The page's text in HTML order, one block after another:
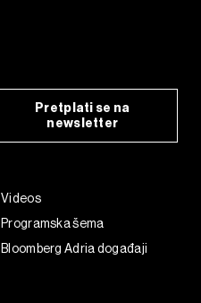
Pretplati se na
newsletter
Videos
Programska šema
Bloomberg Adria događaji